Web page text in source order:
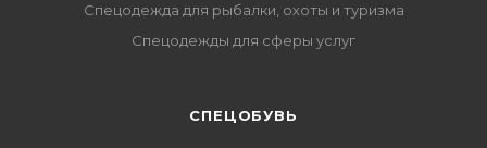
Спецодежда для рыбалки, охоты и туризма
Спецодежды для сферы услуг
CПЕЦОБУВЬ